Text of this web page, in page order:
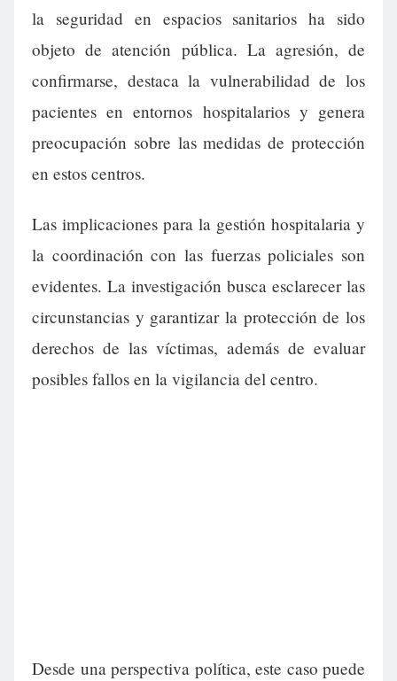
la seguridad en espacios sanitarios ha sido
objeto de atención pública. La agresión, de
confirmarse, destaca la vulnerabilidad de los
pacientes en entornos hospitalarios y genera
preocupación sobre las medidas de protección
en estos centros.
Las implicaciones para la gestión hospitalaria y
la coordinación con las fuerzas policiales son
evidentes. La investigación busca esclarecer las
circunstancias y garantizar la protección de los
derechos de las víctimas, además de evaluar
posibles fallos en la vigilancia del centro.
Desde una perspectiva política, este caso puede